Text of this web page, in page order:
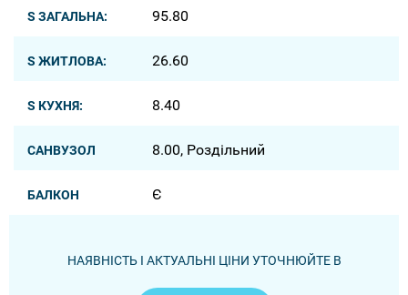
S ЗАГАЛЬНА: 95.80
S ЖИТЛОВА: 26.60
S КУХНЯ: 8.40
САНВУЗОЛ 8.00, Роздільний
БАЛКОН Є
НАЯВНІСТЬ І АКТУАЛЬНІ ЦІНИ УТОЧНЮЙТЕ В